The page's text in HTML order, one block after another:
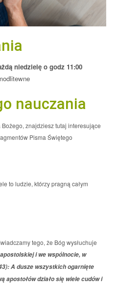
niedzielę o godz 11:00
nauczania
znajdziesz tutaj interesujące
Pisma Świętego
to ludzie, którzy pragną całym
tego, że Bóg wysłuchuje
i we wspólnocie, w
A dusze wszystkich ogarnięte
apostołów działo się wiele cudów i